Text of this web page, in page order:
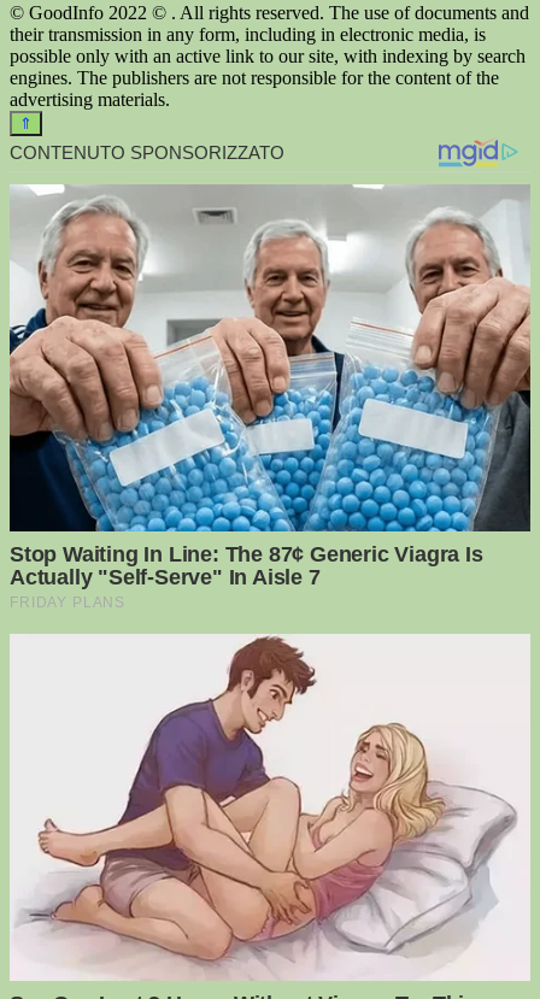
© GoodInfo 2022 © . All rights reserved. The use of documents and
their transmission in any form, including in electronic media, is
possible only with an active link to our site, with indexing by search
engines. The publishers are not responsible for the content of the
advertising materials.